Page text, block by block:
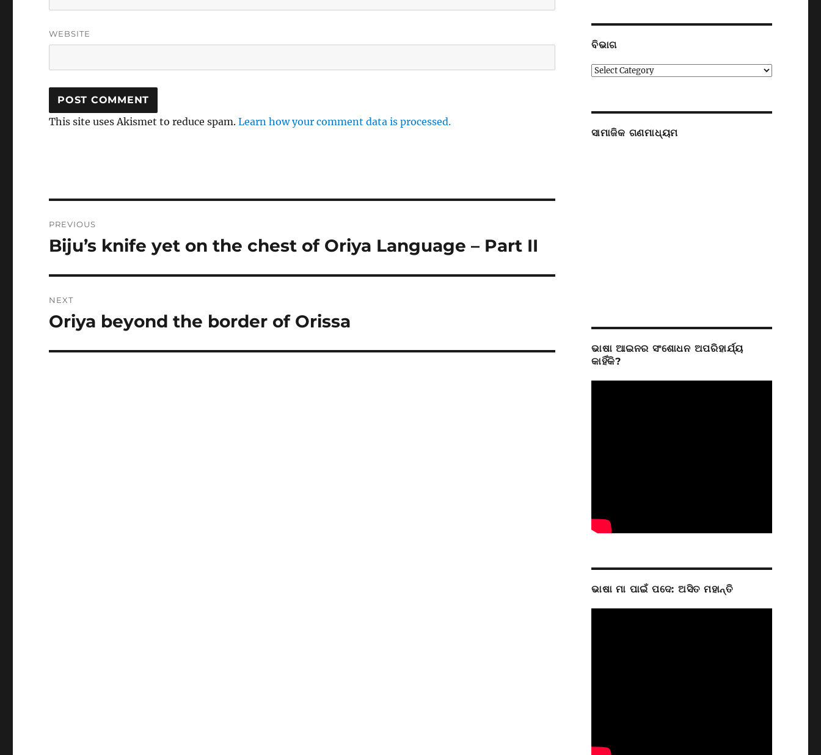
WEBSITE
This site uses Akismet to reduce spam.Learn how your comment data is processed.
navigation
PREVIOUS
Previous
Biju’s knife yet on the chest of Oriya Language – Part II
NEXT
Next
Oriya beyond the border of Orissa
ବିଭାଗ
ବିଭାଗ
ସାମାଜିକ ଗଣମାଧ୍ୟମ
ଭାଷା ଆଇନର ସଂଶୋଧନ ଅପରିହାର୍ଯ୍ୟ
କାହିଁକି?
ଭାଷା ମା ପାଇଁ ପଦେ: ଅସିତ ମହାନ୍ତି